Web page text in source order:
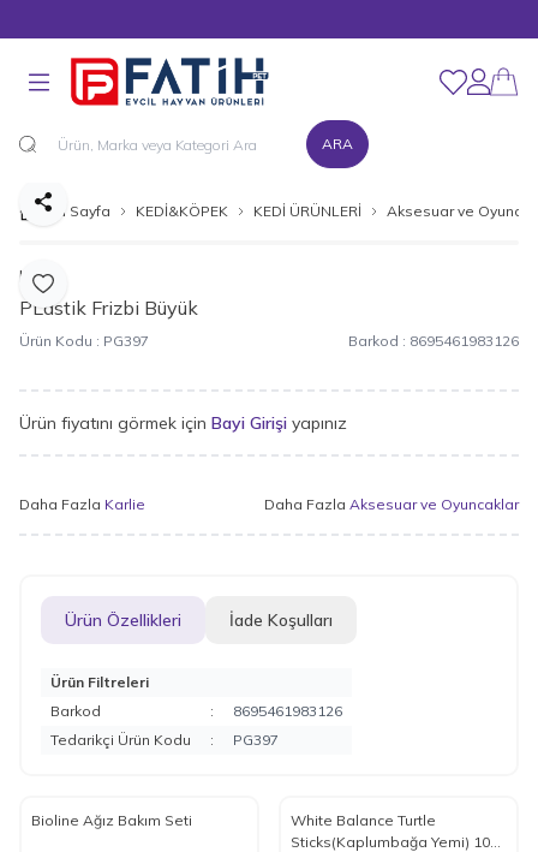
ARA
Hesabım
Favorilerim
Ana Sayfa KEDİ&KÖPEK KEDİ ÜRÜNLERİ Aksesuar ve
Favoriye Ekle
Paylaş
Karlie
PLastik Frizbi Büyük
Ürün Kodu : PG397 Barkod : 8695461983126
Ürün fiyatını görmek için Bayi Girişi yapınız
Daha Fazla Karlie Daha Fazla Aksesuar ve Oyuncaklar
Ürün Özellikleri İade Koşulları
Ürün Filtreleri
Barkod
:
8695461983126
Tedarikçi Ürün Kodu
: PG397
Bioline Ağız Bakım Seti
White Balance Turtle
Sticks(Kaplumbağa Yemi) 1000